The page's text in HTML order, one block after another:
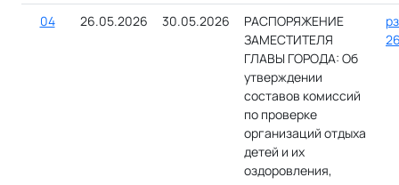
04 26.05.2026 30.05.2026
РАСПОРЯЖЕНИЕ
ЗАМЕСТИТЕЛЯ
ГЛАВЫ ГОРОДА: Об
утверждении
составов комиссий
по проверке
организаций отдыха
детей и их
оздоровления,